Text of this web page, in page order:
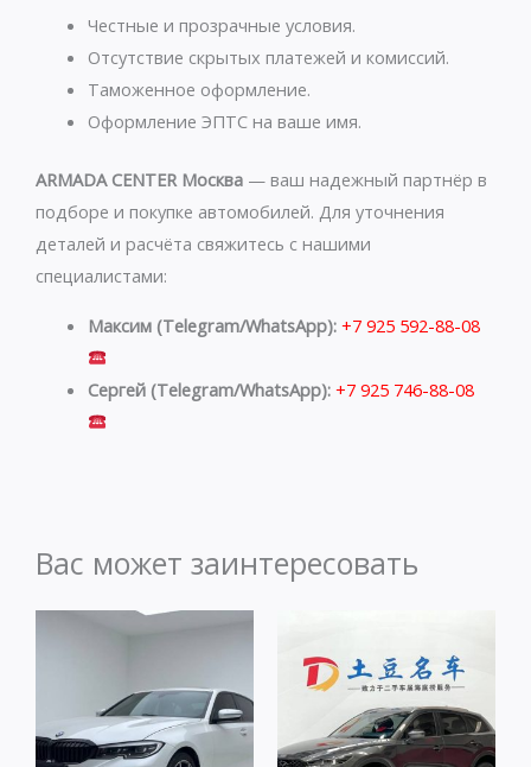
p
p
a
m
Честные и прозрачные условия.
Отсутствие скрытых платежей и комиссий.
Таможенное оформление.
Оформление ЭПТС на ваше имя.
ARMADA CENTER Москва — ваш надежный партнёр в
подборе и покупке автомобилей. Для уточнения
деталей и расчёта свяжитесь с нашими
специалистами:
Максим (Telegram/WhatsApp): +7 925 592-88-08
Сергей (Telegram/WhatsApp): +7 925 746-88-08
Вас может заинтересовать